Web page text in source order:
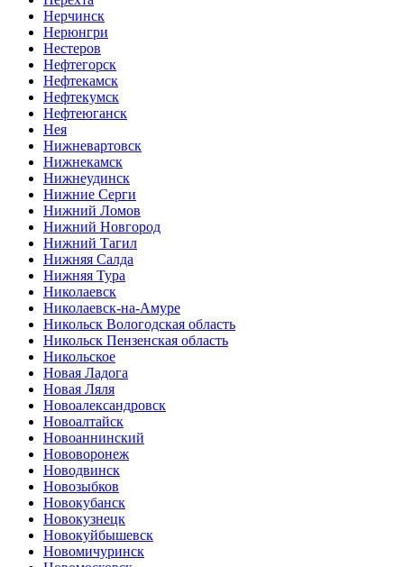
Нерчинск
Нерюнгри
Нестеров
Нефтегорск
Нефтекамск
Нефтекумск
Нефтеюганск
Нея
Нижневартовск
Нижнекамск
Нижнеудинск
Нижние Серги
Нижний Ломов
Нижний Новгород
Нижний Тагил
Нижняя Салда
Нижняя Тура
Николаевск
Николаевск-на-Амуре
Никольск Вологодская область
Никольск Пензенская область
Никольское
Новая Ладога
Новая Ляля
Новоалександровск
Новоалтайск
Новоаннинский
Нововоронеж
Новодвинск
Новозыбков
Новокубанск
Новокузнецк
Новокуйбышевск
Новомичуринск